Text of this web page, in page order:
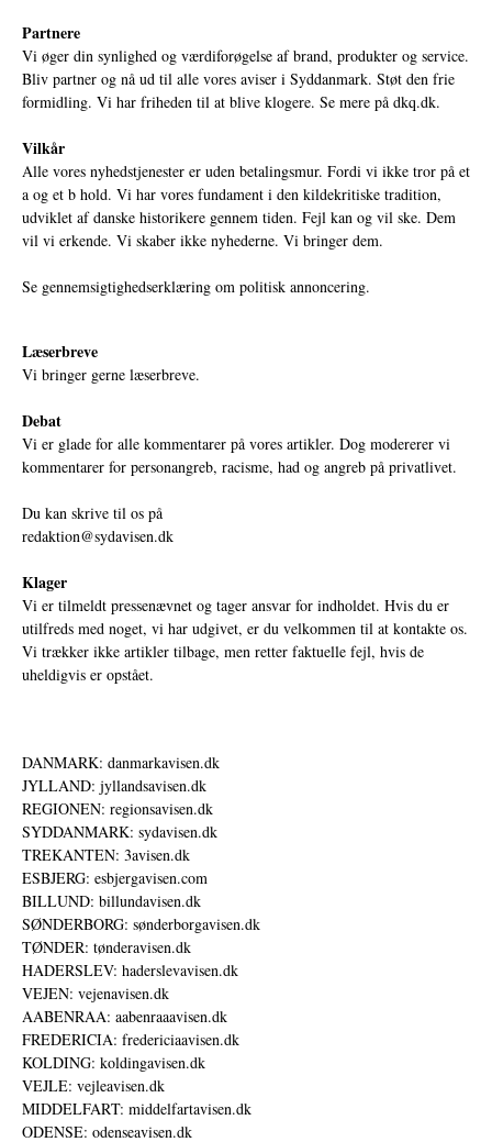
Partnere
Vi øger din synlighed og værdiforøgelse af brand, produkter og service.
Bliv partner og nå ud til alle vores aviser i Syddanmark. Støt den frie
formidling. Vi har friheden til at blive klogere. Se mere på dkq.dk.
Vilkår
Alle vores nyhedstjenester er uden betalingsmur. Fordi vi ikke tror på et
a og et b hold. Vi har vores fundament i den kildekritiske tradition,
udviklet af danske historikere gennem tiden. Fejl kan og vil ske. Dem
vil vi erkende. Vi skaber ikke nyhederne. Vi bringer dem.
Se gennemsigtighedserklæring om politisk annoncering.
Læserbreve
Vi bringer gerne læserbreve.
Debat
Vi er glade for alle kommentarer på vores artikler. Dog modererer vi
kommentarer for personangreb, racisme, had og angreb på privatlivet.
Du kan skrive til os på
redaktion@sydavisen.dk
Klager
Vi er tilmeldt pressenævnet og tager ansvar for indholdet. Hvis du er
utilfreds med noget, vi har udgivet, er du velkommen til at kontakte os.
Vi trækker ikke artikler tilbage, men retter faktuelle fejl, hvis de
uheldigvis er opstået.
DANMARK: danmarkavisen.dk
JYLLAND: jyllandsavisen.dk
REGIONEN: regionsavisen.dk
SYDDANMARK: sydavisen.dk
TREKANTEN: 3avisen.dk
ESBJERG: esbjergavisen.com
BILLUND: billundavisen.dk
SØNDERBORG: sønderborgavisen.dk
TØNDER: tønderavisen.dk
HADERSLEV: haderslevavisen.dk
VEJEN: vejenavisen.dk
AABENRAA: aabenraaavisen.dk
FREDERICIA: fredericiaavisen.dk
KOLDING: koldingavisen.dk
VEJLE: vejleavisen.dk
MIDDELFART: middelfartavisen.dk
ODENSE: odenseavisen.dk